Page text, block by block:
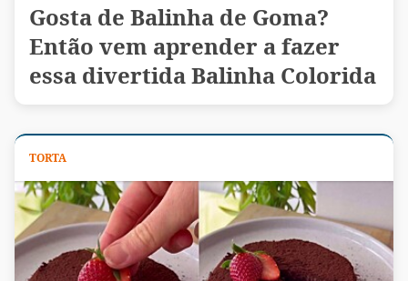
Gosta de Balinha de Goma?
Então vem aprender a fazer
essa divertida Balinha Colorida
TORTA